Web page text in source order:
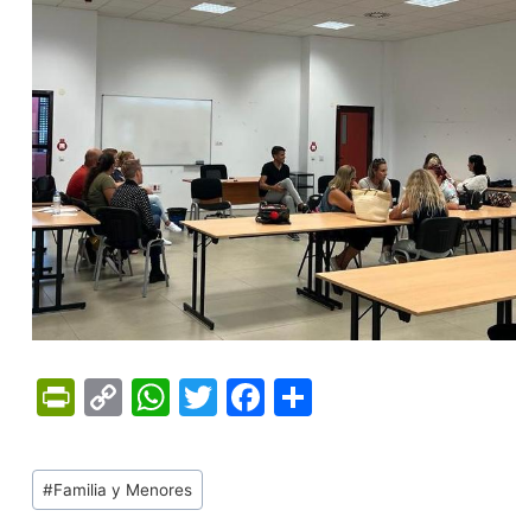
Pr
tF
ri
C
p
y
W
at
s
T
F
Tags
de
#Familia y Menores